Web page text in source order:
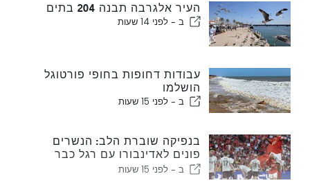
העיר אלגרבה תבנה 204 בתים
ב - לפני 14 שעות
עבודות דחופות בחופי פורטוגל
הושלמו
ב - לפני 15 שעות
בנפיקה שוברת הלב: הנשרים
פונים לאדינבורו עם רגל כבר
בשלב הבא
ב - לפני 15 שעות